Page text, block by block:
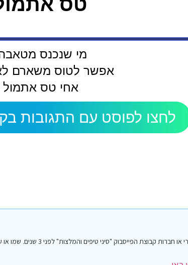
מי שנכנס
אפשר לטוס משארם
אחי טס אתמול
לחצו לפוסט עם התגובות
הפוסט הנ"ל נכתב על ידי